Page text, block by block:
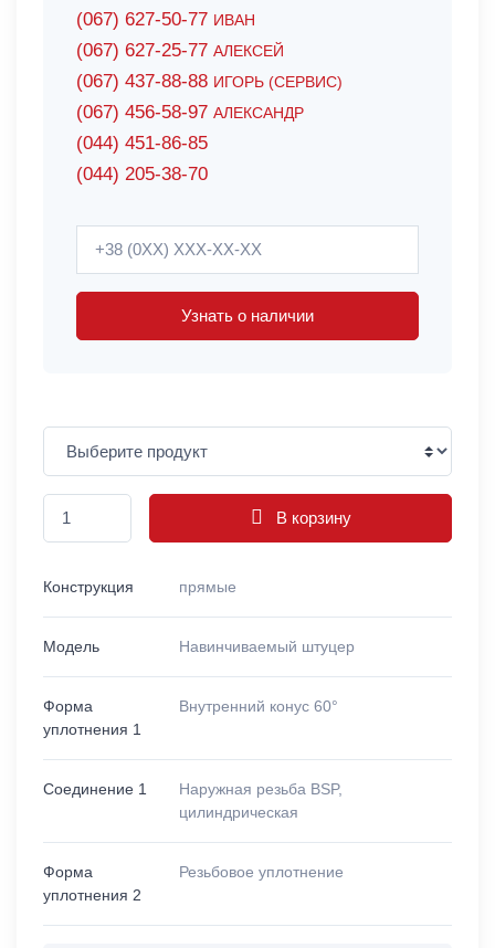
(067) 627-50-77 ИВАН
(067) 627-25-77 АЛЕКСЕЙ
(067) 437-88-88 ИГОРЬ (СЕРВИС)
(067) 456-58-97 АЛЕКСАНДР
(044) 451-86-85
(044) 205-38-70
Узнать о наличии
В корзину
Конструкция прямые
Модель Навинчиваемый штуцер
Форма
уплотнения 1
Внутренний конус 60°
Соединение 1
Наружная резьба BSP,
цилиндрическая
Форма
уплотнения 2
Резьбовое уплотнение